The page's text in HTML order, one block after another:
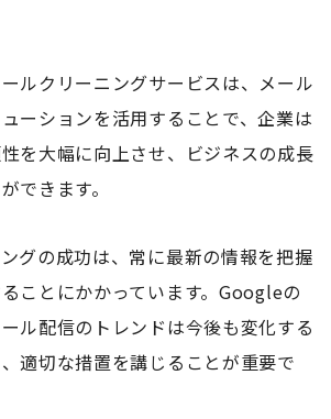
ルクリーニングサービスは、メール
ーションを活用することで、企業は
を大幅に向上させ、ビジネスの成長
できます。
グの成功は、常に最新の情報を把握
ことにかかっています。Googleの
ル配信のトレンドは今後も変化する
適切な措置を講じることが重要で